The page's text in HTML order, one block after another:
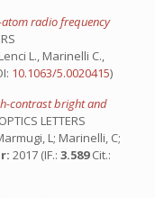
radio frequency
L., Marinelli C.,
10.1063/5.0020415)
contrast bright and
OPTICS LETTERS
L; Marinelli, C;
2017 (IF.: 3.589Cit.: